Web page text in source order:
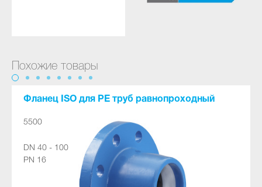
Похожие товары
Фланец ISO для PE труб равнопроходный
5500
DN 40 - 100
PN 16